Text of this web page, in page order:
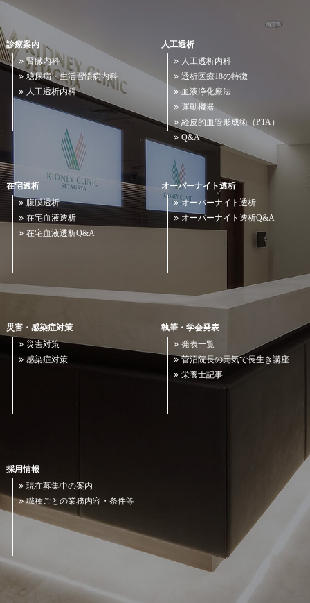
診療案内
腎臓内科
糖尿病・生活習慣病内科
人工透析内科
人工透析
人工透析内科
透析医療18の特徴
血液浄化療法
運動機器
経皮的血管形成術（PTA）
Q&A
在宅透析
腹膜透析
在宅血液透析
在宅血液透析Q&A
オーバーナイト透析
オーバーナイト透析
オーバーナイト透析Q&A
災害・感染症対策
災害対策
感染症対策
執筆・学会発表
発表一覧
菅沼院長の元気で長生き講座
栄養士記事
採用情報
現在募集中の案内
職種ごとの業務内容・条件等